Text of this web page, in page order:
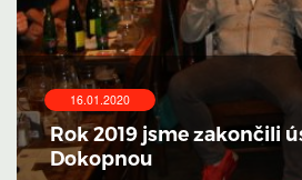
16.01.2020
Rok 2019 jsme zakončili
Dokopnou